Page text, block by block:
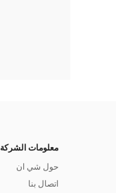
معلومات الشركة
حول شي ان
اتصال بنا